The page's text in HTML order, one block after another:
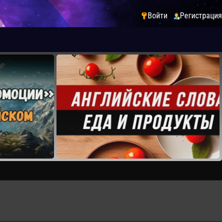
Войти Регистрация